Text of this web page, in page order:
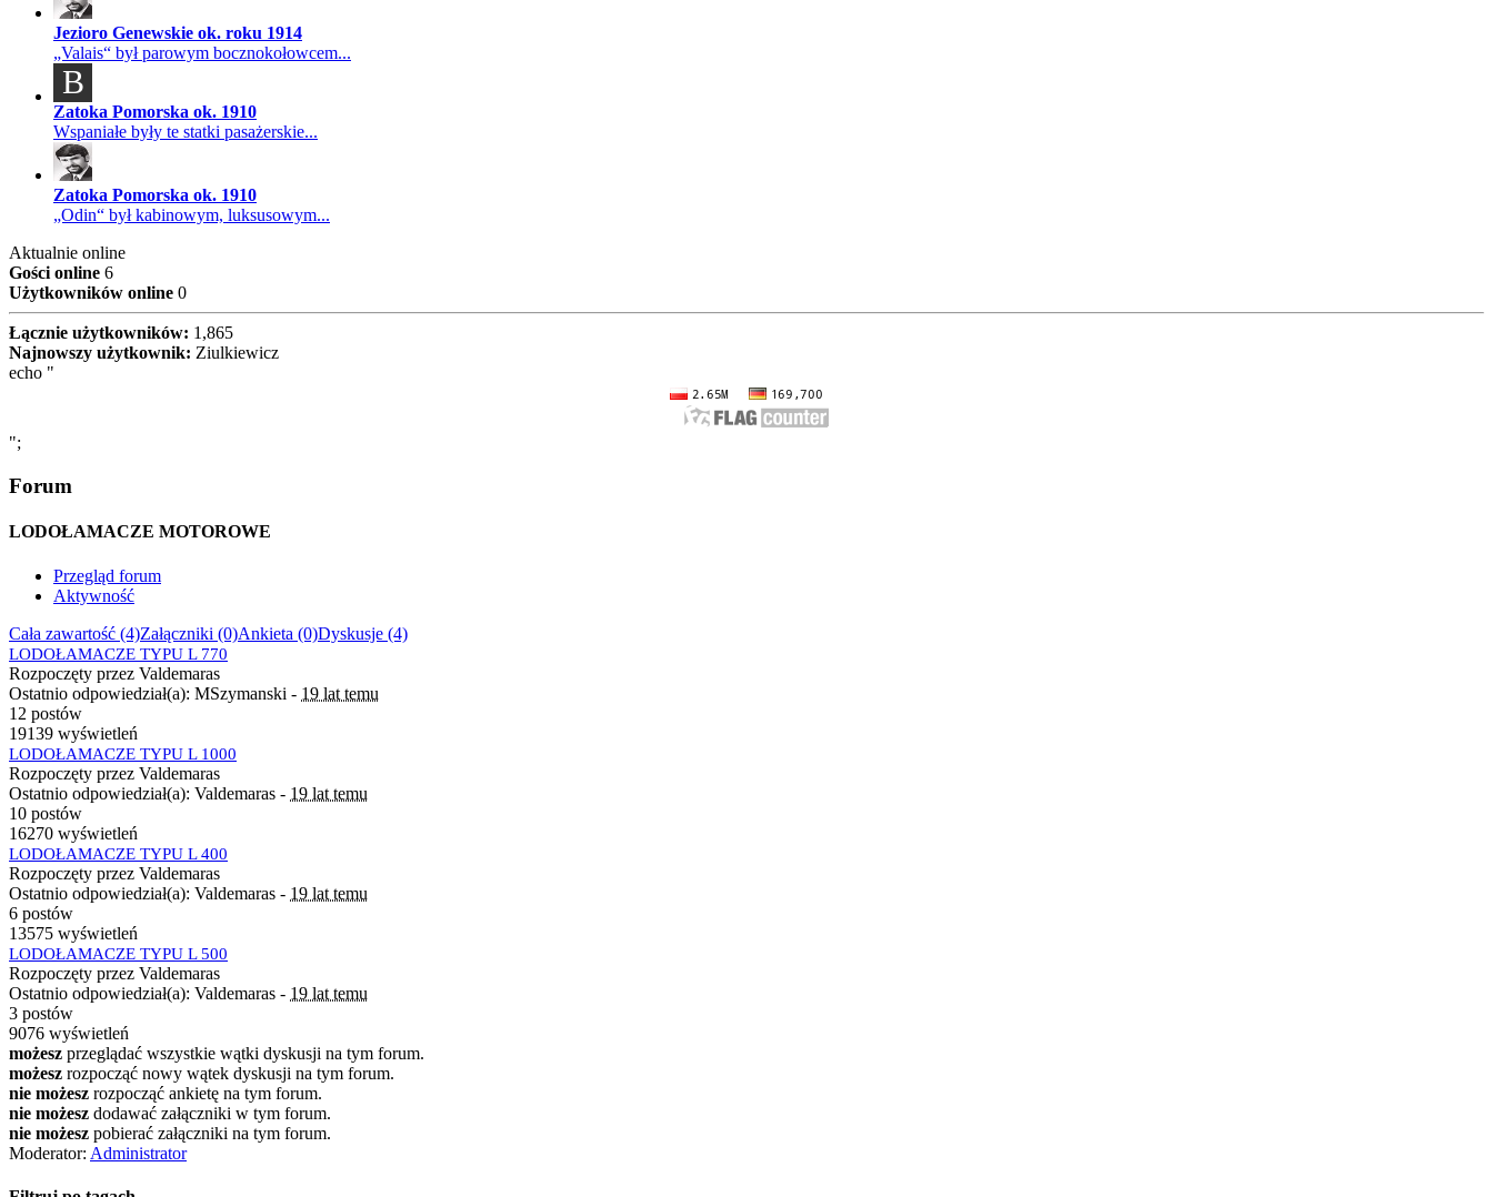
Jezioro Genewskie ok. roku 1914
„Valais“ był parowym bocznokołowcem...
B
Zatoka Pomorska ok. 1910
Wspaniałe były te statki pasażerskie...
Zatoka Pomorska ok. 1910
„Odin“ był kabinowym, luksusowym...
Aktualnie online
Gości online 6
Użytkowników online 0
Łącznie użytkowników: 1,865
Najnowszy użytkownik: Ziulkiewicz
echo "
";
Forum
LODOŁAMACZE MOTOROWE
Przegląd forum
Aktywność
Cała zawartość (4)Załączniki (0)Ankieta (0)Dyskusje (4)
LODOŁAMACZE TYPU L 770
Rozpoczęty przez Valdemaras
Ostatnio odpowiedział(a): MSzymanski - 19 lat temu
12 postów
19139 wyświetleń
LODOŁAMACZE TYPU L 1000
Rozpoczęty przez Valdemaras
Ostatnio odpowiedział(a): Valdemaras - 19 lat temu
10 postów
16270 wyświetleń
LODOŁAMACZE TYPU L 400
Rozpoczęty przez Valdemaras
Ostatnio odpowiedział(a): Valdemaras - 19 lat temu
6 postów
13575 wyświetleń
LODOŁAMACZE TYPU L 500
Rozpoczęty przez Valdemaras
Ostatnio odpowiedział(a): Valdemaras - 19 lat temu
3 postów
9076 wyświetleń
możesz przeglądać wszystkie wątki dyskusji na tym forum.
możesz rozpocząć nowy wątek dyskusji na tym forum.
nie możesz rozpocząć ankietę na tym forum.
nie możesz dodawać załączniki w tym forum.
nie możesz pobierać załączniki na tym forum.
Moderator: Administrator